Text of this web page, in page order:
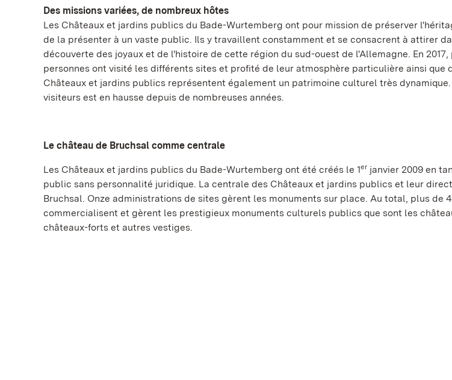
Des missions variées, de nombreux hôtes
Les Châteaux et jardins publics du Bade-Wurtemberg ont pour mission de préserver
de la présenter à un vaste public. Ils y travaillent constamment et se consacrent à attirer
découverte des joyaux et de l'histoire de cette région du sud-ouest de l'Allemagne. En
personnes ont visité les différents sites et profité de leur atmosphère particulière ainsi que
Châteaux et jardins publics représentent également un patrimoine culturel très
visiteurs est en hausse depuis de nombreuses années.
Le château de Bruchsal comme centrale
Les Châteaux et jardins publics du Bade-Wurtemberg ont été créés le 1er janvier 2009 en
public sans personnalité juridique. La centrale des Châteaux et jardins publics et leur
Bruchsal. Onze administrations de sites gèrent les monuments sur place. Au total, plus de
commercialisent et gèrent les prestigieux monuments culturels publics que sont les
châteaux-forts et autres vestiges.